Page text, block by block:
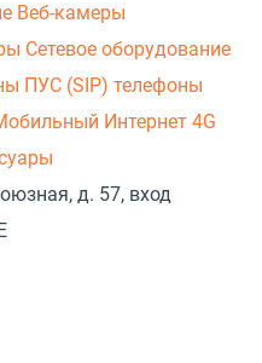
Веб-камеры
Сетевое оборудование
ПУС (SIP) телефоны
Интернет 4G
д. 57, вход